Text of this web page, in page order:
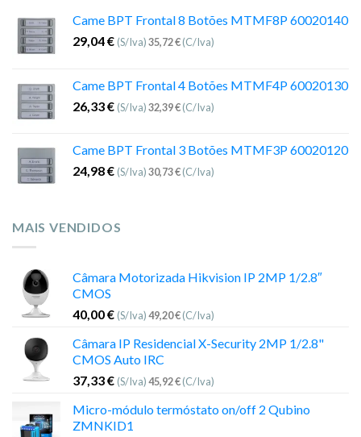
Came BPT Frontal 8 Botões MTMF8P 60020140
29,04€ (S/Iva)35,72€(C/Iva)
Came BPT Frontal 4 Botões MTMF4P 60020130
26,33€ (S/Iva)32,39€(C/Iva)
Came BPT Frontal 3 Botões MTMF3P 60020120
24,98€ (S/Iva)30,73€(C/Iva)
MAIS VENDIDOS
Câmara Motorizada Hikvision IP 2MP 1/2.8″
CMOS
40,00€ (S/Iva)49,20€(C/Iva)
Câmara IP Residencial X-Security 2MP 1/2.8"
CMOS Auto IRC
37,33€ (S/Iva)45,92€(C/Iva)
Micro-módulo termóstato on/off 2 Qubino
ZMNKID1